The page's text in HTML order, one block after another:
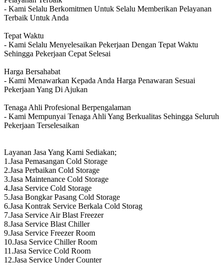
- Kami Selalu Berkomitmen Untuk Selalu Memberikan Pelayanan
Terbaik Untuk Anda
Tepat Waktu
- Kami Selalu Menyelesaikan Pekerjaan Dengan Tepat Waktu
Sehingga Pekerjaan Cepat Selesai
Harga Bersahabat
- Kami Menawarkan Kepada Anda Harga Penawaran Sesuai
Pekerjaan Yang Di Ajukan
Tenaga Ahli Profesional Berpengalaman
- Kami Mempunyai Tenaga Ahli Yang Berkualitas Sehingga Seluruh
Pekerjaan Terselesaikan
Layanan Jasa Yang Kami Sediakan;
1.Jasa Pemasangan Cold Storage
2.Jasa Perbaikan Cold Storage
3.Jasa Maintenance Cold Storage
4.Jasa Service Cold Storage
5.Jasa Bongkar Pasang Cold Storage
6.Jasa Kontrak Service Berkala Cold Storag
7.Jasa Service Air Blast Freezer
8.Jasa Service Blast Chiller
9.Jasa Service Freezer Room
10.Jasa Service Chiller Room
11.Jasa Service Cold Room
12.Jasa Service Under Counter